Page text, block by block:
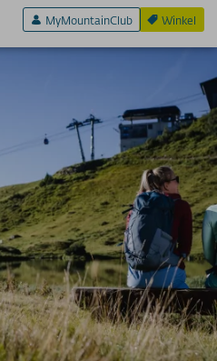
Winkel
MyMountainClub